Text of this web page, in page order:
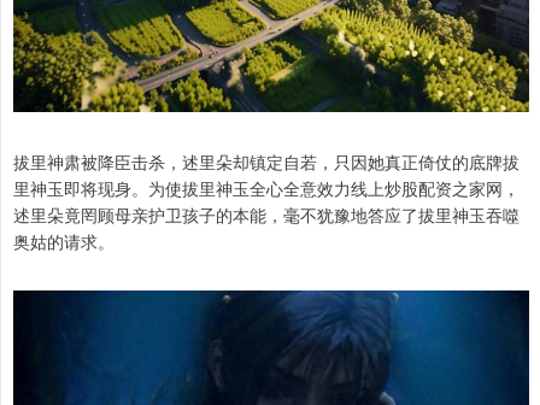
拔里神肃被降臣击杀，述里朵却镇定自若，只因她真正倚仗的底牌拔
里神玉即将现身。为使拔里神玉全心全意效力线上炒股配资之家网，
述里朵竟罔顾母亲护卫孩子的本能，毫不犹豫地答应了拔里神玉吞噬
奥姑的请求。